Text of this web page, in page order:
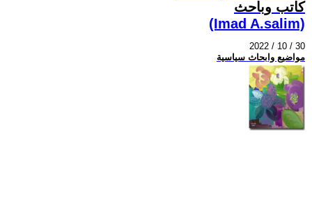
كاتب وباحث
(Imad A.salim)
2022 / 10 / 30
مواضيع وابحاث سياسية